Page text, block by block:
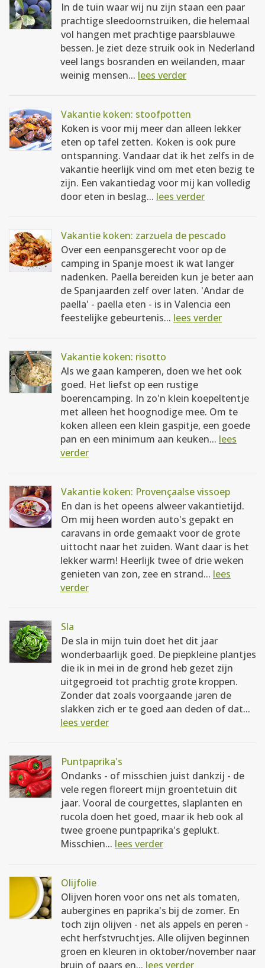
In de tuin waar wij nu zijn staan een paar
prachtige sleedoornstruiken, die helemaal
vol hangen met prachtige paarsblauwe
bessen. Je ziet deze struik ook in Nederland
veel langs bosranden en weilanden, maar
weinig mensen... lees verder
Vakantie koken: stoofpotten
Koken is voor mij meer dan alleen lekker
eten op tafel zetten. Koken is ook pure
ontspanning. Vandaar dat ik het zelfs in de
vakantie heerlijk vind om met eten bezig te
zijn. Een vakantiedag voor mij kan volledig
door eten in beslag... lees verder
Vakantie koken: zarzuela de pescado
Over een eenpansgerecht voor op de
camping in Spanje moest ik wat langer
nadenken. Paella bereiden kun je beter aan
de Spanjaarden zelf over laten. 'Andar de
paella' - paella eten - is in Valencia een
feestelijke gebeurtenis... lees verder
Vakantie koken: risotto
Als we gaan kamperen, doen we het ook
goed. Het liefst op een rustige
boerencamping. In zo'n klein koepeltentje
met alleen het hoognodige mee. Om te
koken alleen een klein gaspitje, een goede
pan en een minimum aan keuken... lees
verder
Vakantie koken: Provençaalse vissoep
En dan is het opeens alweer vakantietijd.
Om mij heen worden auto's gepakt en
caravans in orde gemaakt voor de grote
uittocht naar het zuiden. Want daar is het
lekker warm! Heerlijk twee of drie weken
genieten van zon, zee en strand... lees
verder
Sla
De sla in mijn tuin doet het dit jaar
wonderbaarlijk goed. De piepkleine plantjes
die ik in mei in de grond heb gezet zijn
uitgegroeid tot prachtig grote kroppen.
Zonder dat zoals voorgaande jaren de
slakken zich er te goed aan deden of dat...
lees verder
Puntpaprika's
Ondanks - of misschien juist dankzij - de
vele regen floreert mijn groentetuin dit
jaar. Vooral de courgettes, slaplanten en
rucola doen het goed, maar ik heb ook al
twee groene puntpaprika's geplukt.
Misschien... lees verder
Olijfolie
Olijven horen voor ons net als tomaten,
aubergines en paprika's bij de zomer. En
toch zijn olijven - net als appels en peren -
echt herfstvruchtjes. Alle olijven beginnen
groen en kleuren in oktober/november naar
bruin of paars en... lees verder